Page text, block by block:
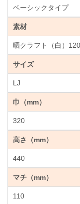
ベーシックタイプ
素材
晒クラフト（白）
サイズ
LJ
巾（mm）
320
高さ（mm）
440
マチ（mm）
110